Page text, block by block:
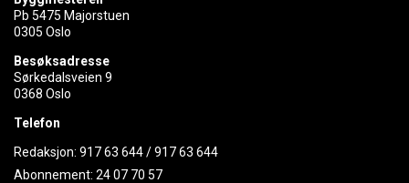
Pb 5475 Majorstuen
0305 Oslo
Besøksadresse
Sørkedalsveien 9
0368 Oslo
Telefon
Redaksjon: 917 63 644/917 63 644
Abonnement: 24 07 70 57